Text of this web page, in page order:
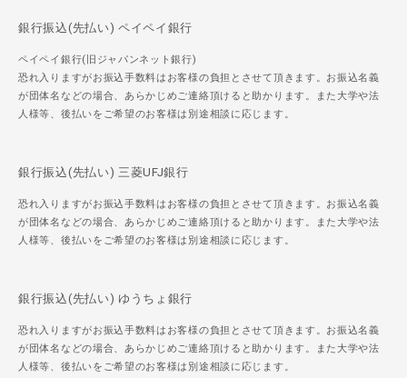
銀行振込(先払い) ペイペイ銀行
ペイペイ銀行(旧ジャパンネット銀行)
恐れ入りますがお振込手数料はお客様の負担とさせて頂きます。お振込名義
が団体名などの場合、あらかじめご連絡頂けると助かります。また大学や法
人様等、後払いをご希望のお客様は別途相談に応じます。
銀行振込(先払い) 三菱UFJ銀行
恐れ入りますがお振込手数料はお客様の負担とさせて頂きます。お振込名義
が団体名などの場合、あらかじめご連絡頂けると助かります。また大学や法
人様等、後払いをご希望のお客様は別途相談に応じます。
銀行振込(先払い) ゆうちょ銀行
恐れ入りますがお振込手数料はお客様の負担とさせて頂きます。お振込名義
が団体名などの場合、あらかじめご連絡頂けると助かります。また大学や法
人様等、後払いをご希望のお客様は別途相談に応じます。